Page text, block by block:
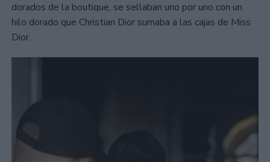
dorados de la boutique, se sellaban uno por uno con un
hilo dorado que Christian Dior sumaba a las cajas de Miss
Dior.